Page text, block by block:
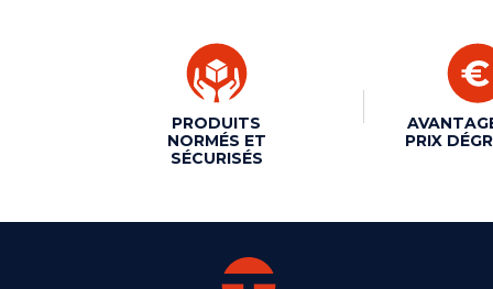
PRODUITS
NORMÉS ET
SÉCURISÉS
PRIX